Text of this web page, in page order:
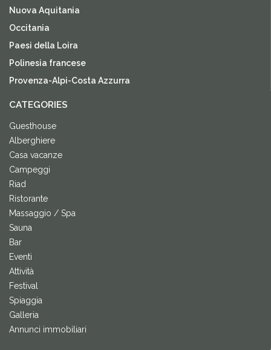
Nuova Aquitania
Occitania
Paesi della Loira
Polinesia francese
Provenza-Alpi-Costa Azzurra
CATEGORIES
Guesthouse
Alberghiere
Casa vacanze
Campeggi
Riad
Ristorante
Massaggio / Spa
Sauna
Bar
Eventi
Attività
Festival
Spiaggia
Galleria
Annunci immobiliari